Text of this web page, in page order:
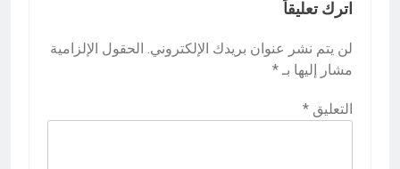
اترك تعليقاً
لن يتم نشر عنوان بريدك الإلكتروني. الحقول الإلزامية
مشار إليها بـ *
التعليق *